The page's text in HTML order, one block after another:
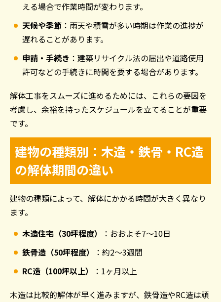
える場合で作業時間が変わります。
天候や季節 ：雨天や積雪が多い時期は作業の進捗が
遅れることがあります。
申請・手続き ：建築リサイクル法の届出や道路使用
許可などの手続きに時間を要する場合があります。
解体工事をスムーズに進めるためには、これらの要因を
考慮し、余裕を持ったスケジュールを立てることが重要
です。
建物の種類別：木造・鉄骨・ RC造
の解体期間の違い
建物の種類によって、解体にかかる時間が大きく異なり
ます。
木造住宅（30坪程度） ：おおよそ7〜10日
鉄骨造（50坪程度） ：約2〜3週間
RC造（100坪以上） ： 1ヶ月以上
木造は比較的解体が早く進みますが、鉄骨造やRC造は頑